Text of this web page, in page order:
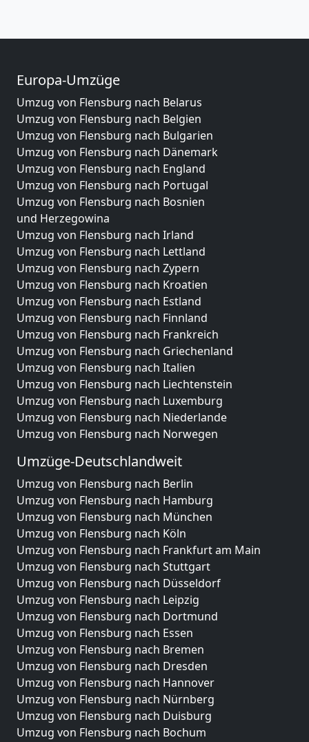
Europa-Umzüge
Umzug von Flensburg nach Belarus
Umzug von Flensburg nach Belgien
Umzug von Flensburg nach Bulgarien
Umzug von Flensburg nach Dänemark
Umzug von Flensburg nach England
Umzug von Flensburg nach Portugal
Umzug von Flensburg nach Bosnien
und Herzegowina
Umzug von Flensburg nach Irland
Umzug von Flensburg nach Lettland
Umzug von Flensburg nach Zypern
Umzug von Flensburg nach Kroatien
Umzug von Flensburg nach Estland
Umzug von Flensburg nach Finnland
Umzug von Flensburg nach Frankreich
Umzug von Flensburg nach Griechenland
Umzug von Flensburg nach Italien
Umzug von Flensburg nach Liechtenstein
Umzug von Flensburg nach Luxemburg
Umzug von Flensburg nach Niederlande
Umzug von Flensburg nach Norwegen
Umzüge-Deutschlandweit
Umzug von Flensburg nach Berlin
Umzug von Flensburg nach Hamburg
Umzug von Flensburg nach München
Umzug von Flensburg nach Köln
Umzug von Flensburg nach Frankfurt am Main
Umzug von Flensburg nach Stuttgart
Umzug von Flensburg nach Düsseldorf
Umzug von Flensburg nach Leipzig
Umzug von Flensburg nach Dortmund
Umzug von Flensburg nach Essen
Umzug von Flensburg nach Bremen
Umzug von Flensburg nach Dresden
Umzug von Flensburg nach Hannover
Umzug von Flensburg nach Nürnberg
Umzug von Flensburg nach Duisburg
Umzug von Flensburg nach Bochum